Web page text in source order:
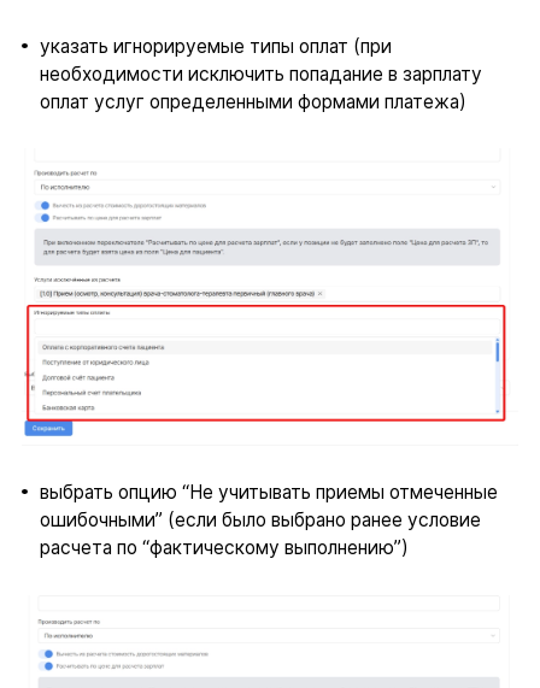
указать игнорируемые типы оплат (при
необходимости исключить попадание в зарплату
оплат услуг определенными формами платежа)
выбрать опцию “Не учитывать приемы отмеченные
ошибочными” (если было выбрано ранее условие
расчета по “фактическому выполнению”)